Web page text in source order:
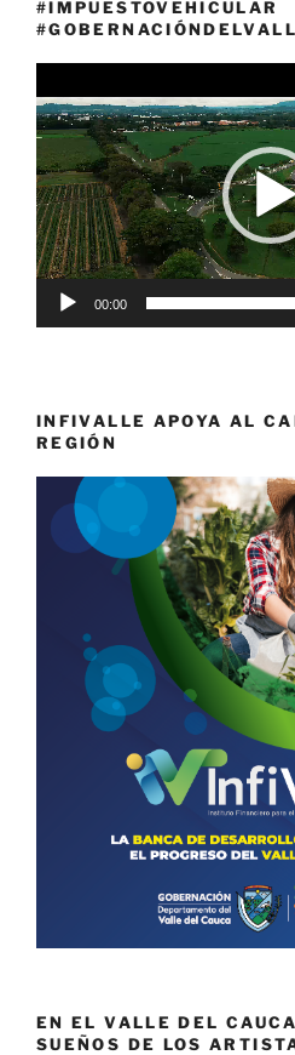
#IMPUESTOVEHICULAR
de
vídeo
00:00
INFIVALLE APOYA AL
REGIÓN
EN EL VALLE DEL
SUEÑOS DE LOS